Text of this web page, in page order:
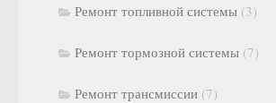
Ремонт топливной системы (3)
Ремонт тормозной системы (7)
Ремонт трансмиссии (7)